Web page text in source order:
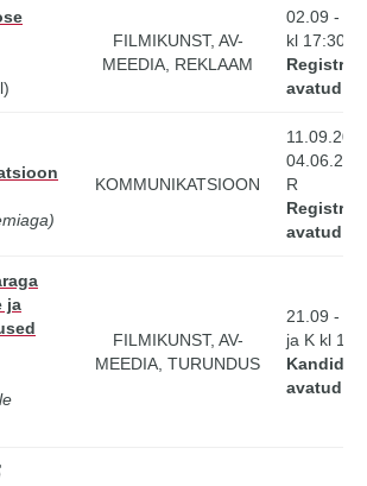
FILMIKUNST, AV-
MEEDIA, REKLAAM
02.09 -
kl 17:30 -
avatud!
KOMMUNIKATSIOON
R
avatud!
ja
FILMIKUNST, AV-
MEEDIA, TURUNDUS
21.09 -
ja K kl 16
avatud!